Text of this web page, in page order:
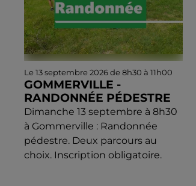
Le 13 septembre 2026 de 8h30 à 11h00
GOMMERVILLE -
RANDONNÉE PÉDESTRE
Dimanche 13 septembre à 8h30
à Gommerville : Randonnée
pédestre. Deux parcours au
choix. Inscription obligatoire.